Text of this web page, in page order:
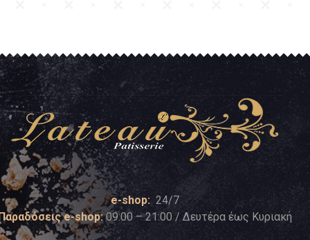
e-shop: 24/7
e-shop:09:00 – 21:00 / Δευτέρα έως Κυριακή